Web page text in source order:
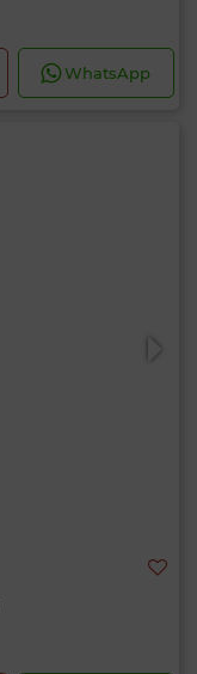
WhatsApp